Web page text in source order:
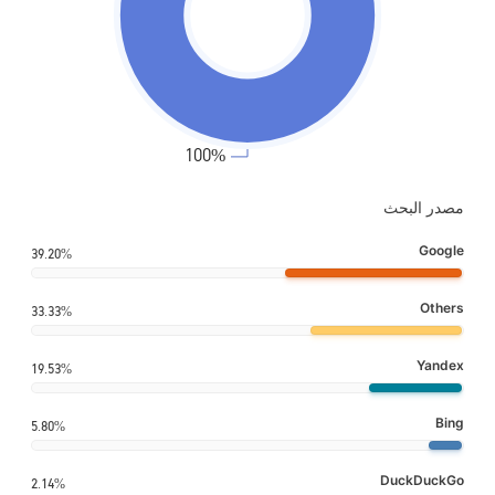
مصدر البحث
Google
39.20%
Others
33.33%
Yandex
19.53%
Bing
5.80%
DuckDuckGo
2.14%